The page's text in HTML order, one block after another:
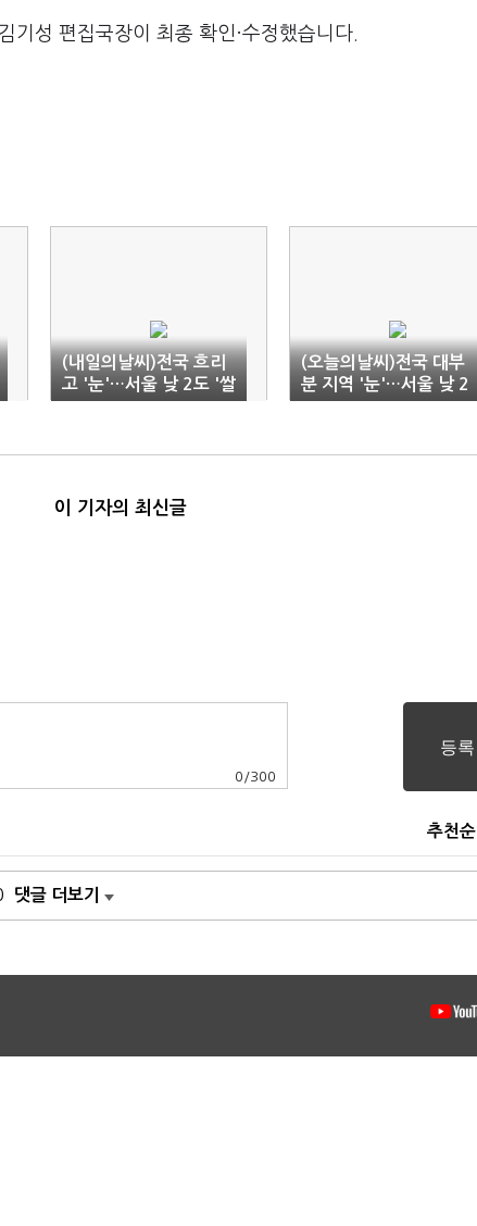
기성 편집국장이 최종 확인·수정했습니다.
(내일의날씨)전국 흐리
고 '눈'…서울 낮 2도 '쌀
쌀'
(오늘의날씨)전국 대부
분 지역 '눈'…서울 낮 2
도
이 기자의 최신글
0 /300
추천순
댓글 더보기